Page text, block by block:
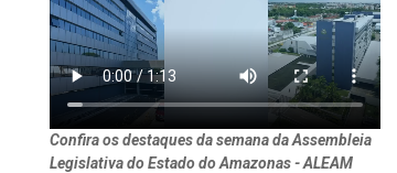
Confira os destaques da semana da Assembleia
Legislativa do Estado do Amazonas - ALEAM